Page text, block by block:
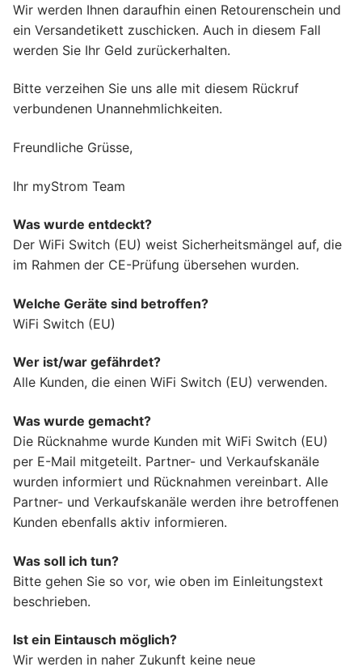
Wir werden Ihnen daraufhin einen Retourenschein und
ein Versandetikett zuschicken. Auch in diesem Fall
werden Sie Ihr Geld zurückerhalten.
Bitte verzeihen Sie uns alle mit diesem Rückruf
verbundenen Unannehmlichkeiten.
Freundliche Grüsse,
Ihr myStrom Team
Was wurde entdeckt?
Der WiFi Switch (EU) weist Sicherheitsmängel auf, die
im Rahmen der CE-Prüfung übersehen wurden.
Welche Geräte sind betroffen?
WiFi Switch (EU)
Wer ist/war gefährdet?
Alle Kunden, die einen WiFi Switch (EU) verwenden.
Was wurde gemacht?
Die Rücknahme wurde Kunden mit WiFi Switch (EU)
per E-Mail mitgeteilt. Partner- und Verkaufskanäle
wurden informiert und Rücknahmen vereinbart. Alle
Partner- und Verkaufskanäle werden ihre betroffenen
Kunden ebenfalls aktiv informieren.
Was soll ich tun?
Bitte gehen Sie so vor, wie oben im Einleitungstext
beschrieben.
Ist ein Eintausch möglich?
Wir werden in naher Zukunft keine neue